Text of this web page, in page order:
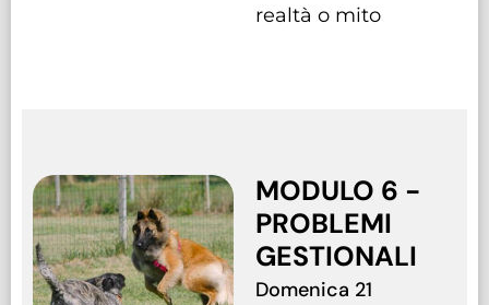
realtà o mito
MODULO 6 -
PROBLEMI
GESTIONALI
Domenica 21